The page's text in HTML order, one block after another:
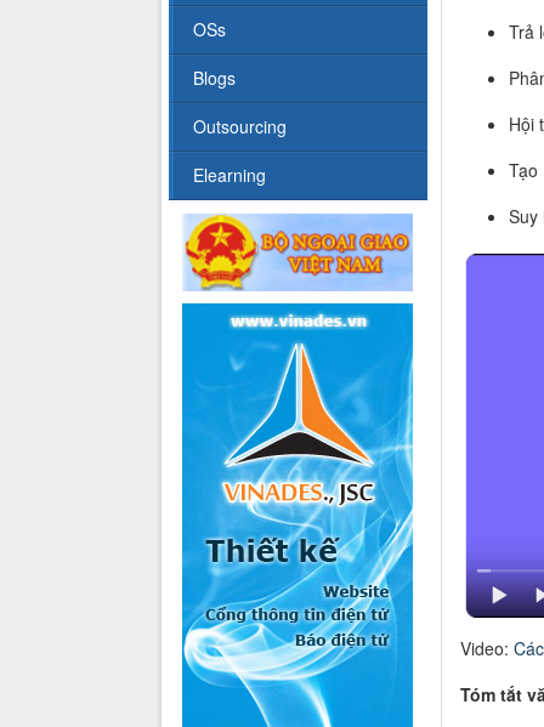
Trả
Hội
Tạo
Suy
Video:
Tóm tắt
OSs
Blogs
Outsourcing
Elearning